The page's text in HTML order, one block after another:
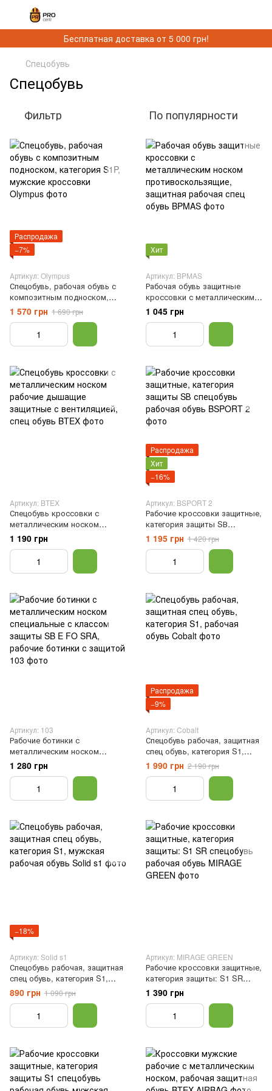
Бесплатная доставка от 5 000 грн!
Спецобувь
Спецобувь
Фильтр По популярности
Распродажа
−7%
Артикул: Olympus
Спецобувь, рабочая обувь с
композитным подноском,
категория S1P, мужские
кроссовки, 41
1 570 грн 1 690 грн
Хит
Артикул: BPMAS
Рабочая обувь защитные
кроссовки с металлическим
носком противоскользящие,
защитная рабочая спец обувь,
1 045 грн
Артикул: BTEX
Спецобувь кроссовки с
металлическим носком
рабочие дышащие защитные с
вентиляцией, спец обувь, 41
1 190 грн
Распродажа
Хит
−16%
Артикул: BSPORT 2
Рабочие кроссовки защитные,
категория защиты SВ
спецобувь рабочая обувь, 41
1 195 грн 1 420 грн
Артикул: 103
Рабочие ботинки с
металлическим носком
специальные с классом
защиты SB E FO SRA,
рабочие ботинки с защитой,
Черный, 41
1 280 грн
Распродажа
−9%
Артикул: Cobalt
Спецобувь рабочая, защитная
спец обувь, категория S1,
рабочая обувь, 41
1 990 грн 2 190 грн
−18%
Артикул: Solid s1
Спецобувь рабочая, защитная
спец обувь, категория S1,
мужская рабочая обувь, 40
890 грн 1 090 грн
Артикул: MIRAGE GREEN
Рабочие кроссовки защитные,
категория защиты: S1 SR
спецобувь рабочая обувь, 40
1 390 грн